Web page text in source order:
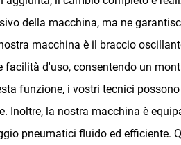
della macchina, ma ne
macchina è il braccio
d'uso, consentendo un
funzione, i vostri tecnici
Inoltre, la nostra macchina è
pneumatici fluido ed efficiente.